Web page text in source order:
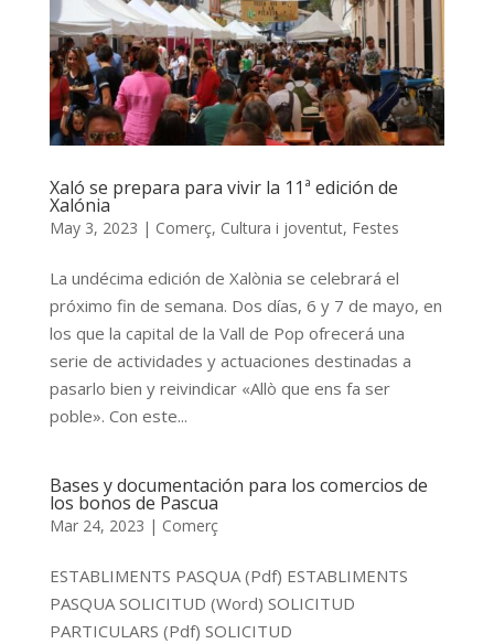
Xaló se prepara para vivir la 11ª edición de
Xalónia
May 3, 2023 | Comerç, Cultura i joventut, Festes
La undécima edición de Xalònia se celebrará el
próximo fin de semana. Dos días, 6 y 7 de mayo, en
los que la capital de la Vall de Pop ofrecerá una
serie de actividades y actuaciones destinadas a
pasarlo bien y reivindicar «Allò que ens fa ser
poble». Con este...
Bases y documentación para los comercios de
los bonos de Pascua
Mar 24, 2023 | Comerç
ESTABLIMENTS PASQUA (Pdf) ESTABLIMENTS
PASQUA SOLICITUD (Word) SOLICITUD
PARTICULARS (Pdf) SOLICITUD